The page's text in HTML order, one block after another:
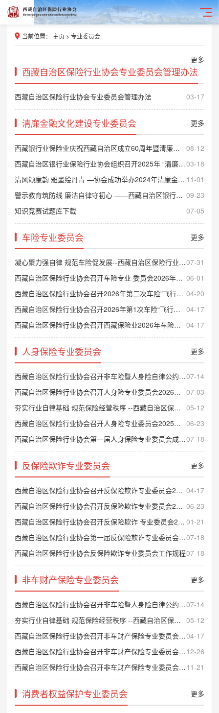
当前位置： 主页 > 专业委员会
更多
西藏自治区保险行业协会专业委员会管理办法
03-17
西藏自治区保险行业协会专业委员会管理办法
更多
清廉金融文化建设专业委员会
08-12
西藏银行业保险业庆祝西藏自治区成立60周年暨清廉金融文化建设歌咏比赛圆满结束
03-18
西藏自治区银行业保险行业协会组织召开2025年 “清廉金融文化建设”专业委员会会议
11-01
清风颂廉韵 雅墨绘丹青 —协会成功举办2024年清廉金融文化书画展
09-23
警示教育筑防线 廉洁自律守初心 ——西藏自治区银行业保险行业协会组织参观廉政警示教育展
07-05
知识竞赛试题库下载
更多
车险专业委员会
07-31
凝心聚力强自律 规范车险促发展--西藏自治区保险行业协会召开车险专业委员会2026年第三次会议
06-01
西藏自治区保险行业协会召开车险专业 委员会2026年第二次会议
04-20
西藏自治区保险行业协会召开2026年第二次车险"飞行检查”评审工作会议
04-17
西藏自治区保险行业协会召开2026年第1次车险“飞行检查”评审工作会议
04-17
西藏自治区保险行业协会召开西藏保险业2026年车险自律工作会议
更多
人身保险专业委员会
07-14
西藏自治区保险行业协会召开非车险暨人身险自律公约签署会议
07-03
西藏自治区保险行业协会召开人身险专业委员会2026年第三次会议
05-12
夯实行业自律基础 规范保险经营秩序 --西藏自治区保险行业协会召开非车险及人身险专业 委员会会议
06-23
西藏自治区保险行业协会召开人身险专业委员会2025年第二次会议
07-18
西藏自治区保险行业协会第一届人身保险专业委员会成员名单
更多
反保险欺诈专业委员会
04-17
西藏自治区保险行业协会召开反保险欺诈专业委员会2026年第一次会议
06-23
西藏自治区保险行业协会召开反保险欺诈专业委员会2025年第二次会议
01-21
西藏自治区保险行业协会召开反保险欺诈 专业委员会2025年第一次会议
07-18
西藏自治区保险行业协会第一届反保险欺诈专业委员会成员名单
07-18
西藏自治区保险行业协会反保险欺诈专业委员会工作规程
更多
非车财产保险专业委员会
07-14
西藏自治区保险行业协会召开非车险暨人身险自律公约签署会议
05-12
夯实行业自律基础 规范保险经营秩序 --西藏自治区保险行业协会召开非车险及人身险专业 委员会会议
04-17
西藏自治区保险行业协会召开非车财产保险专业委员会暨人身险专业委员会2026年第一次会议
12-26
西藏自治区保险行业协会召开非车财产保险专业委员会第五次会议
11-21
西藏自治区保险行业协会召开非车财产保险专业委员会2025年第四次会议
更多
消费者权益保护专业委员会